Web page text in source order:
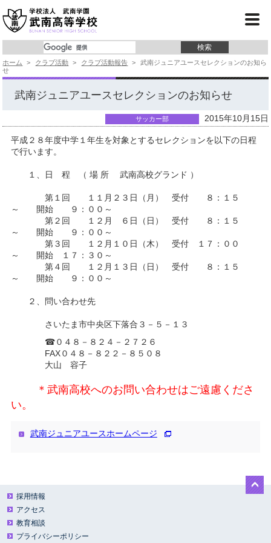
サイトマップ
コース紹介
学校行事
クラブ活動
進 路
入試情報
よくあるご質問
事務局より
ホーム > クラブ活動 > クラブ活動報告 >
武南ジュニアユースセレクションのお知ら
せ
武南ジュニアユースセレクションのお知らせ
サッカー部 2015年10月15日
平成２８年度中学１年生を対象とするセレクションを以下の日程
で行います。
１、日 程 （ 場 所 武南高校グランド ）
第１回 １１月２３日（月） 受付 ８：１５
～ 開始 ９：００～
第２回 １２月 ６日（日） 受付 ８：１５
～ 開始 ９：００～
第３回 １２月１０日（木） 受付 １７：００
～ 開始 １７：３０～
第４回 １２月１３日（日） 受付 ８：１５
～ 開始 ９：００～
２、問い合わせ先
さいたま市中央区下落合３－５－１３
☎０４８－８２４－２７２６
FAX０４８－８２２－８５０８
大山 容子
＊武南高校へのお問い合わせはご遠慮くださ
い。
武南ジュニアユースホームページ
採用情報
アクセス
教育相談
プライバシーポリシー